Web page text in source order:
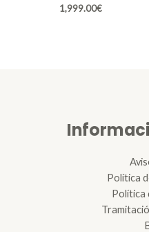
1,999.00€
Política
Política